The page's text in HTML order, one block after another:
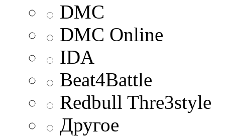
DMC
DMC Online
IDA
Beat4Battle
Redbull Thre3style
Другое